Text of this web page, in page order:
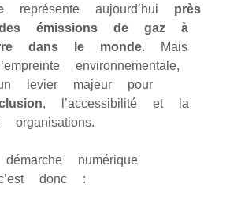
représente aujourd’hui près
émissions de gaz à
dans le monde. Mais
environnementale,
levier majeur pour
, l’accessibilité et la
numérique
donc :